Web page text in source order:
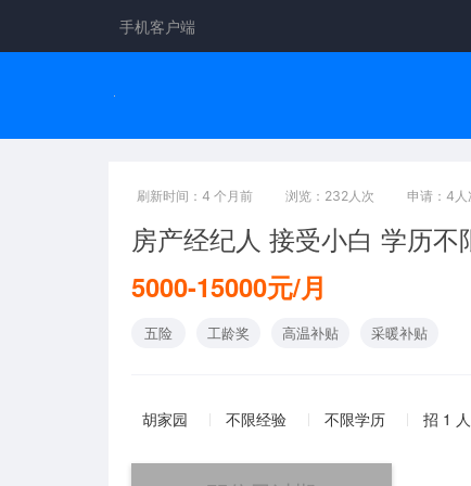
手机客户端
刷新时间：4 个月前 浏览：232人次 申请：4人
房产经纪人 接受小白 学历不
5000-15000元/月
五险 工龄奖 高温补贴 采暖补贴
胡家园 不限经验 不限学历 招 1 人